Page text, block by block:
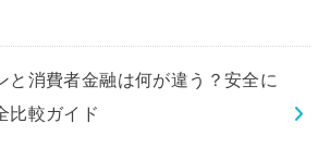
と消費者金融は何が違う？安全に
比較ガイド